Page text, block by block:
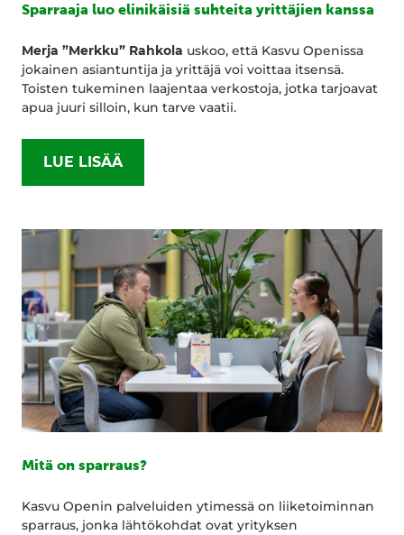
Sparraaja luo elinikäisiä suhteita yrittäjien kanssa
Merja ”Merkku” Rahkola uskoo, että Kasvu Openissa
jokainen asiantuntija ja yrittäjä voi voittaa itsensä.
Toisten tukeminen laajentaa verkostoja, jotka tarjoavat
apua juuri silloin, kun tarve vaatii.
LUE LISÄÄ
Mitä on sparraus?
Kasvu Openin palveluiden ytimessä on liiketoiminnan
sparraus, jonka lähtökohdat ovat yrityksen